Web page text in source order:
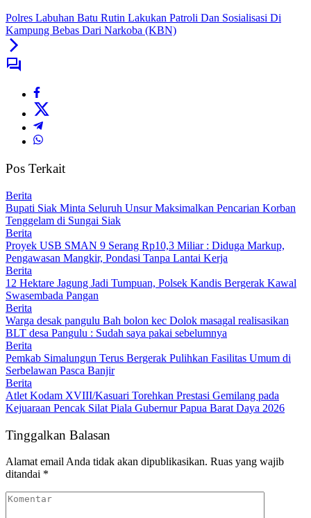
Polres Labuhan Batu Rutin Lakukan Patroli Dan Sosialisasi Di
Kampung Bebas Dari Narkoba (KBN)
Pos Terkait
Berita
Bupati Siak Minta Seluruh Unsur Maksimalkan Pencarian Korban
Tenggelam di Sungai Siak
Berita
Proyek USB SMAN 9 Serang Rp10,3 Miliar : Diduga Markup,
Pengawasan Mangkir, Pondasi Tanpa Lantai Kerja
Berita
12 Hektare Jagung Jadi Tumpuan, Polsek Kandis Bergerak Kawal
Swasembada Pangan
Berita
Warga desak pangulu Bah bolon kec Dolok masagal realisasikan
BLT desa Pangulu : Sudah saya pakai sebelumnya
Berita
Pemkab Simalungun Terus Bergerak Pulihkan Fasilitas Umum di
Serbelawan Pasca Banjir
Berita
Atlet Kodam XVIII/Kasuari Torehkan Prestasi Gemilang pada
Kejuaraan Pencak Silat Piala Gubernur Papua Barat Daya 2026
Tinggalkan Balasan
Alamat email Anda tidak akan dipublikasikan. Ruas yang wajib
ditandai *